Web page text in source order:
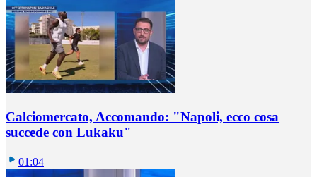
Calciomercato, Accomando: "Napoli, ecco cosa
succede con Lukaku"
01:04